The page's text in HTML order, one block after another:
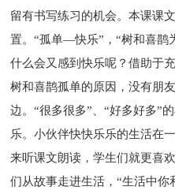
留有书写练习的机会。本课课
置。“孤单—快乐”，“树和喜鹊
什么会又感到快乐呢？借助于
树和喜鹊孤单的原因，没有朋
边。“很多很多”、“好多好多”
乐。小伙伴快快乐乐的生活在
来听课文朗读，学生们就更喜
们从故事走进生活，“生活中